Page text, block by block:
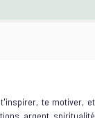
te motiver, et
argent, spiritualité